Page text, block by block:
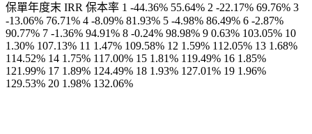
保單年度末 IRR 保本率 1 -44.36% 55.64% 2 -22.17% 69.76% 3
-13.06% 76.71% 4 -8.09% 81.93% 5 -4.98% 86.49% 6 -2.87%
90.77% 7 -1.36% 94.91% 8 -0.24% 98.98% 9 0.63% 103.05% 10
1.30% 107.13% 11 1.47% 109.58% 12 1.59% 112.05% 13 1.68%
114.52% 14 1.75% 117.00% 15 1.81% 119.49% 16 1.85%
121.99% 17 1.89% 124.49% 18 1.93% 127.01% 19 1.96%
129.53% 20 1.98% 132.06%